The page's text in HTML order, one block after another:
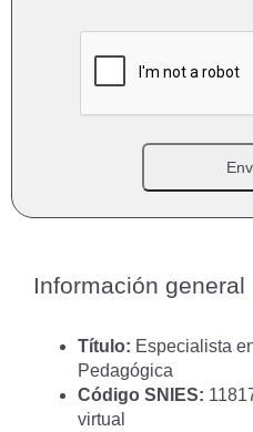
Información general
Título: Especialista
Pedagógica
Código SNIES:
virtual